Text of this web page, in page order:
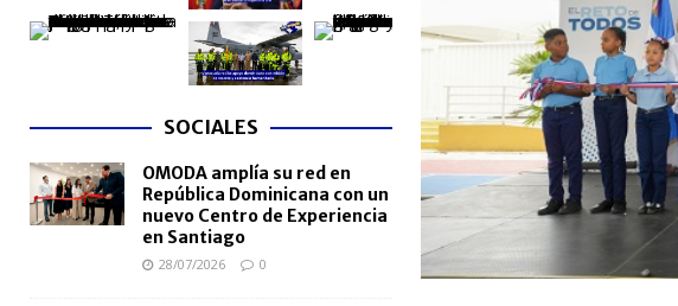
SOCIALES
OMODA amplía su red en
República Dominicana con un
nuevo Centro de Experiencia
en Santiago
28/07/2026 0